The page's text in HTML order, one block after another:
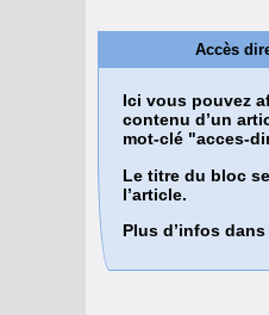
Accès
Ici vous pouvez
contenu d’un
mot-clé "acces-
Le titre du bloc
l’article.
Plus d’infos dans